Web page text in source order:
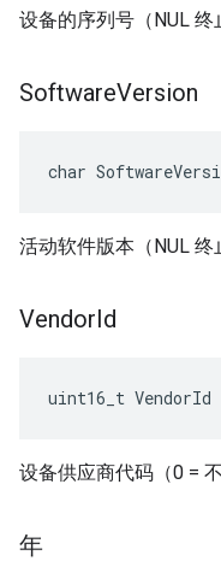
设备的序列号（NUL 终
SoftwareVersion
char
活动软件版本（NUL 终
VendorId
uint16_t VendorId
设备供应商代码（0 = 不
年